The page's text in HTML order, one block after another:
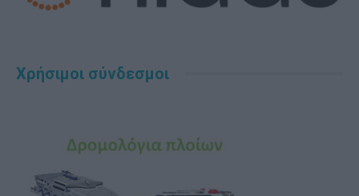
Χρήσιμοι σύνδεσμοι